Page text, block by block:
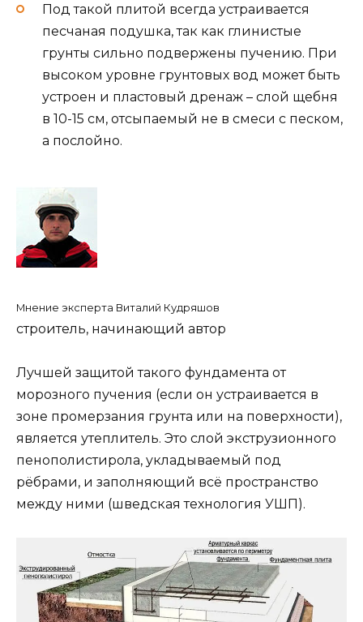
Под такой плитой всегда устраивается
песчаная подушка, так как глинистые
грунты сильно подвержены пучению. При
высоком уровне грунтовых вод может быть
устроен и пластовый дренаж – слой щебня
в 10-15 см, отсыпаемый не в смеси с песком,
а послойно.
Мнение эксперта Виталий Кудряшов
строитель, начинающий автор
Лучшей защитой такого фундамента от
морозного пучения (если он устраивается в
зоне промерзания грунта или на поверхности),
является утеплитель. Это слой экструзионного
пенополистирола, укладываемый под
рёбрами, и заполняющий всё пространство
между ними (шведская технология УШП).